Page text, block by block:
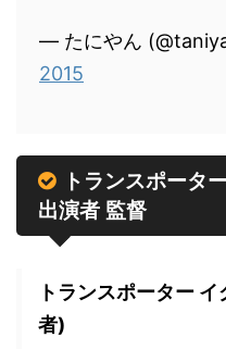
— たにやん
2015
トランスポータ
出演者 監督
トランスポーター
者)